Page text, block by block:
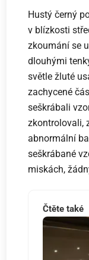
Hustý černý
v blízkosti
zkoumání se
dlouhými
světle žluté
zachycené
seškrábali
zkontrolovali,
abnormální
seškrábané
miskách,
Čtěte také